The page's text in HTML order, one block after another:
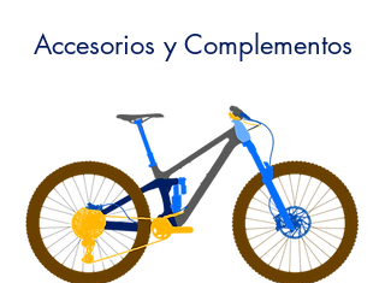
Accesorios y Complementos